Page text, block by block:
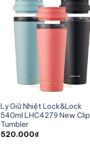
Ly Giữ Nhiệt Lock&Lock
540ml LHC4279 New Clip
Tumbler
520.000₫